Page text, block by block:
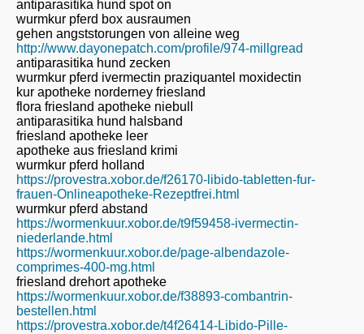
antiparasitika hund spot on
wurmkur pferd box ausraumen
gehen angststorungen von alleine weg
http://www.dayonepatch.com/profile/974-millgread
antiparasitika hund zecken
wurmkur pferd ivermectin praziquantel moxidectin
kur apotheke norderney friesland
flora friesland apotheke niebull
antiparasitika hund halsband
friesland apotheke leer
apotheke aus friesland krimi
wurmkur pferd holland
https://provestra.xobor.de/f26170-libido-tabletten-fur-
frauen-Onlineapotheke-Rezeptfrei.html
wurmkur pferd abstand
https://wormenkuur.xobor.de/t9f59458-ivermectin-
niederlande.html
https://wormenkuur.xobor.de/page-albendazole-
comprimes-400-mg.html
friesland drehort apotheke
https://wormenkuur.xobor.de/f38893-combantrin-
bestellen.html
https://provestra.xobor.de/t4f26414-Libido-Pille-